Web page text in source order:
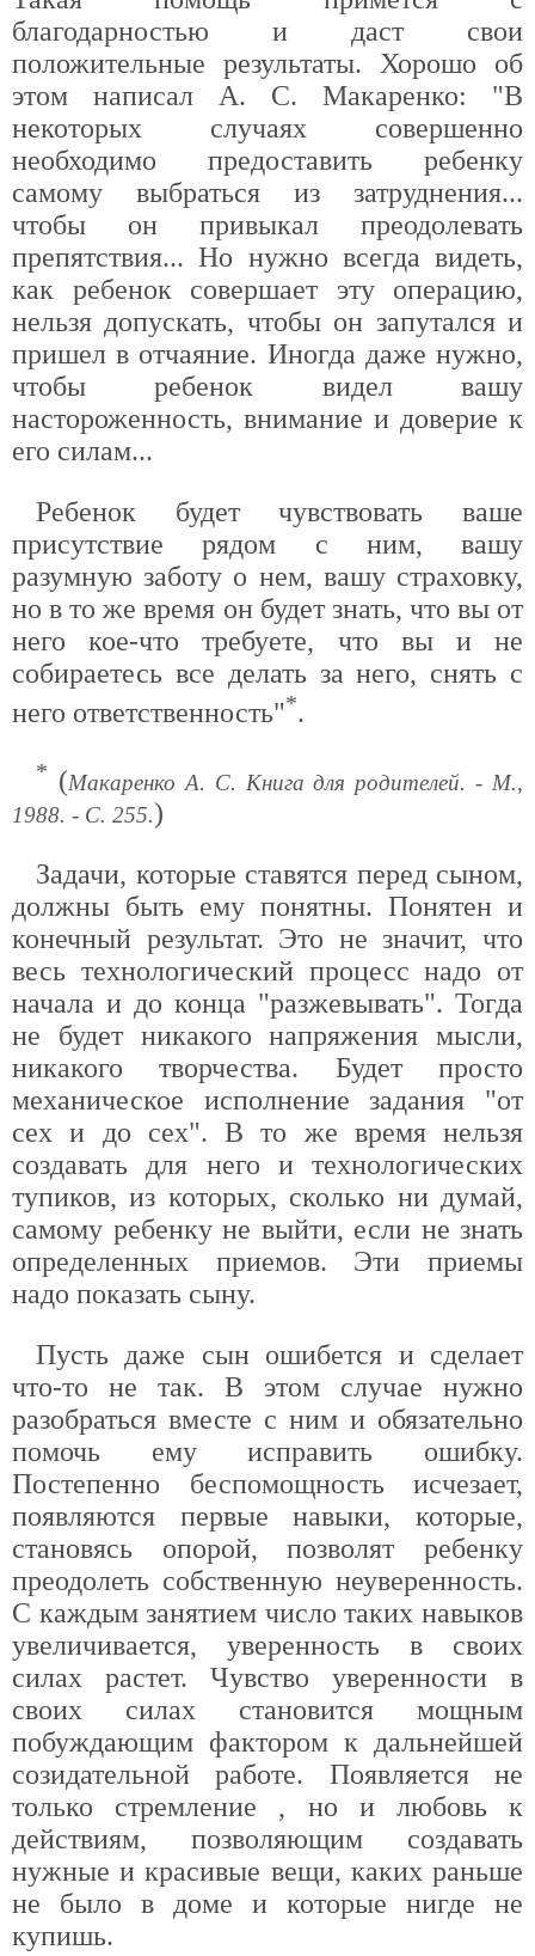
благодарностью и даст свои
положительные результаты. Хорошо об
этом написал А. С. Макаренко: "В
некоторых случаях совершенно
необходимо предоставить ребенку
самому выбраться из затруднения...
чтобы он привыкал преодолевать
препятствия... Но нужно всегда видеть,
как ребенок совершает эту операцию,
нельзя допускать, чтобы он запутался и
пришел в отчаяние. Иногда даже нужно,
чтобы ребенок видел вашу
настороженность, внимание и доверие к
его силам...
Ребенок будет чувствовать ваше
присутствие рядом с ним, вашу
разумную заботу о нем, вашу страховку,
но в то же время он будет знать, что вы от
него кое-что требуете, что вы и не
собираетесь все делать за него, снять с
него ответственность"*.
* (Макаренко А. С. Книга для родителей. - М.,
1988. - С. 255.)
Задачи, которые ставятся перед сыном,
должны быть ему понятны. Понятен и
конечный результат. Это не значит, что
весь технологический процесс надо от
начала и до конца "разжевывать". Тогда
не будет никакого напряжения мысли,
никакого творчества. Будет просто
механическое исполнение задания "от
сех и до сех". В то же время нельзя
создавать для него и технологических
тупиков, из которых, сколько ни думай,
самому ребенку не выйти, если не знать
определенных приемов. Эти приемы
надо показать сыну.
Пусть даже сын ошибется и сделает
что-то не так. В этом случае нужно
разобраться вместе с ним и обязательно
помочь ему исправить ошибку.
Постепенно беспомощность исчезает,
появляются первые навыки, которые,
становясь опорой, позволят ребенку
преодолеть собственную неуверенность.
С каждым занятием число таких навыков
увеличивается, уверенность в своих
силах растет. Чувство уверенности в
своих силах становится мощным
побуждающим фактором к дальнейшей
созидательной работе. Появляется не
только стремление , но и любовь к
действиям, позволяющим создавать
нужные и красивые вещи, каких раньше
не было в доме и которые нигде не
купишь.